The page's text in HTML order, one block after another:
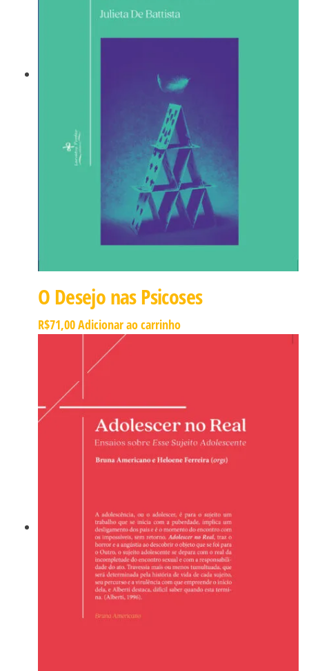
O Desejo nas Psicoses
R$71,00Adicionar ao carrinho